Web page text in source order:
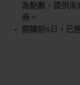
為點數，提供未
券。
開課前6日，已